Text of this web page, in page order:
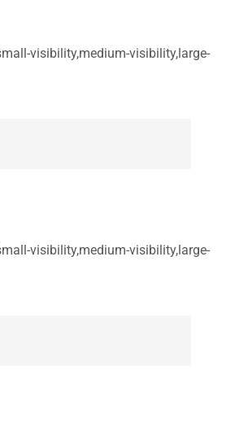
visibility,medium-visibility,large-
visibility,medium-visibility,large-